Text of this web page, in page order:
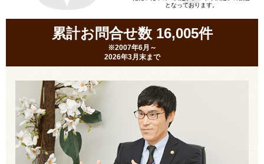
となっております。
累計お問合せ数 16,005件
※2007年6月～
2026年3月末まで